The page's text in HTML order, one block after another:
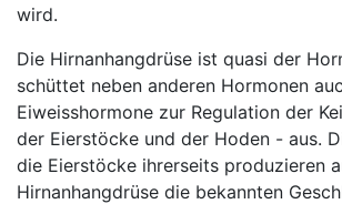
wird.
Die Hirnanhangdrüse ist quasi der
schüttet neben anderen Hormonen
Eiweisshormone zur Regulation der
der Eierstöcke und der Hoden - aus.
die Eierstöcke ihrerseits produzieren
Hirnanhangdrüse die bekannten